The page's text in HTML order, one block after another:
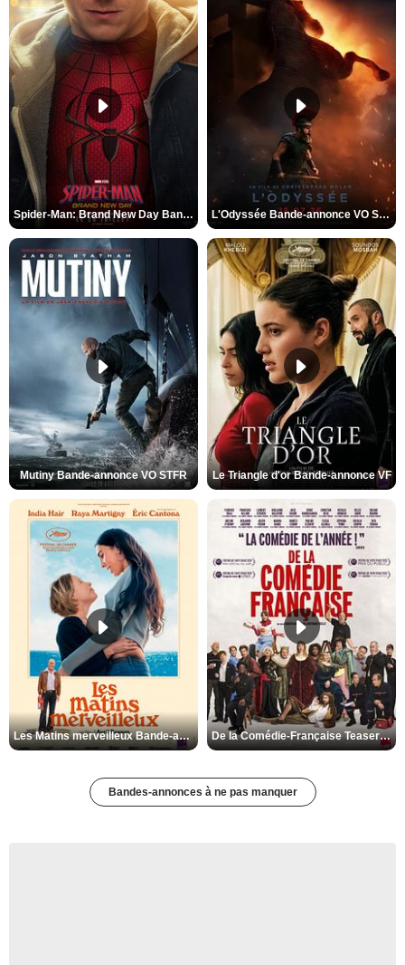
Spider-Man: Brand New Day Bande-annonce VO STFR L'Odyssée Bande-annonce VO STFR
Mutiny Bande-annonce VO STFR Le Triangle d'or Bande-annonce VF
Les Matins merveilleux Bande-annonce VF De la Comédie-Française Teaser VF
Bandes-annonces à ne pas manquer